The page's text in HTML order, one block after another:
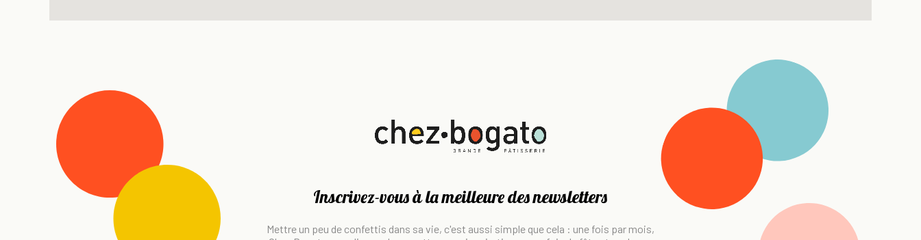
Inscrivez-vous à la meilleure des newsletters
Mettre un peu de confettis dans sa vie, c'est aussi simple que cela : une fois par mois,